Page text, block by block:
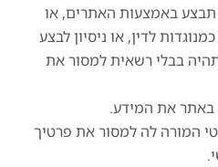
באמצעות האתרים, או
לדין, או ניסיון לבצע
בבלי רשאית למסור את
באתר את המידע.
המורה לה למסור את פרטיך